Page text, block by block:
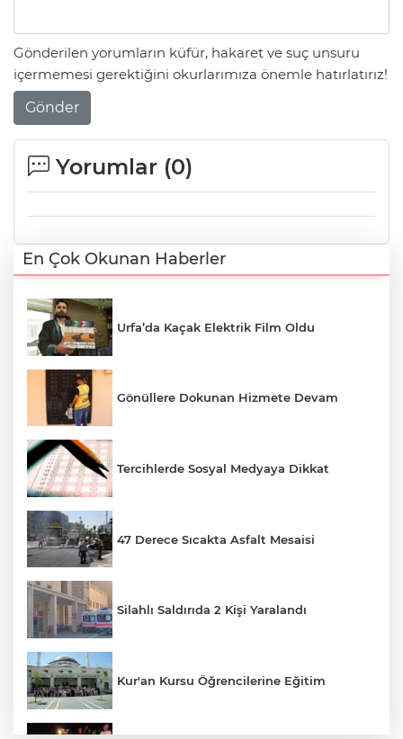
Gönderilen yorumların küfür, hakaret ve suç unsuru
içermemesi gerektiğini okurlarımıza önemle hatırlatırız!
Gönder
Yorumlar (0)
En Çok Okunan Haberler
Urfa’da Kaçak Elektrik Film Oldu
Gönüllere Dokunan Hizmete Devam
Tercihlerde Sosyal Medyaya Dikkat
47 Derece Sıcakta Asfalt Mesaisi
Silahlı Saldırıda 2 Kişi Yaralandı
Kur'an Kursu Öğrencilerine Eğitim